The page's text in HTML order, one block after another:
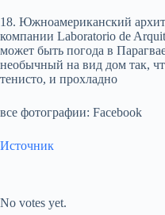
18. Южноамериканский
компании Laboratorio de
может быть погода в
необычный на вид дом так,
тенисто, и прохладно
все фотографии: Facebook
Источник
No votes yet.